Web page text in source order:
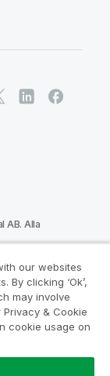
AB. Alla
värdefulla
our websites
By clicking ‘Ok’,
may involve
& Cookie
cookie usage on